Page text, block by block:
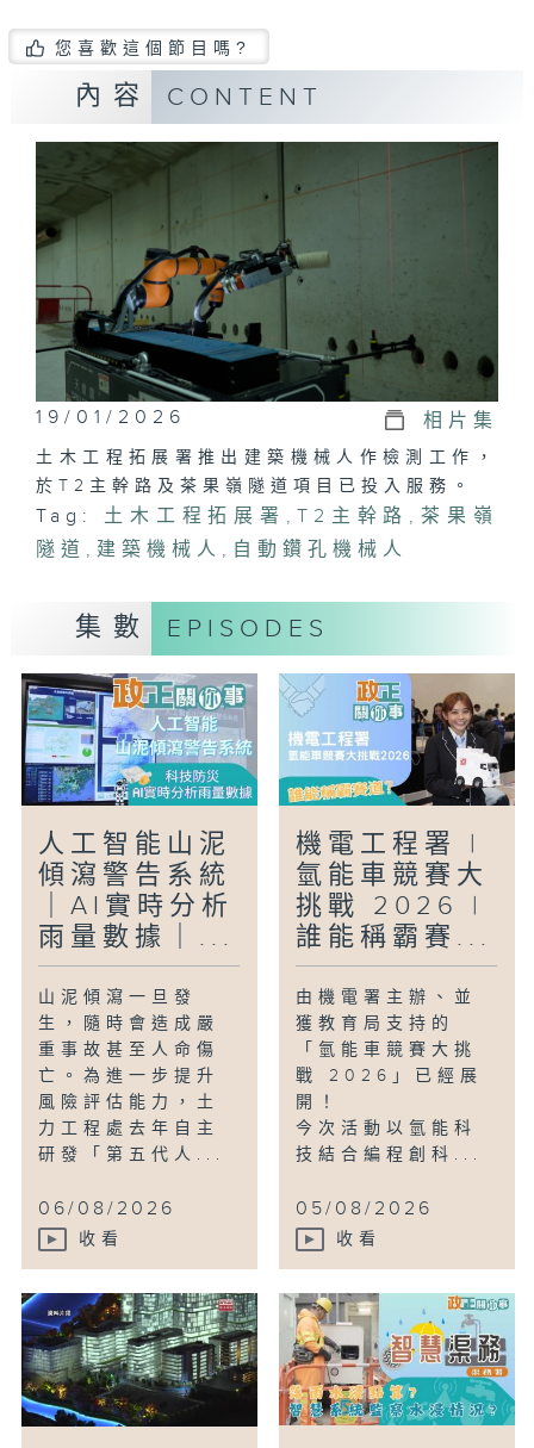
您喜歡這個節目嗎?
內容 CONTENT
19/01/2026 相片集
土木工程拓展署推出建築機械人作檢測工作，
於T2主幹路及茶果嶺隧道項目已投入服務。
Tag: 土木工程拓展署 , T2主幹路 , 茶果嶺
隧道 , 建築機械人 , 自動鑽孔機械人
集數 EPISODES
人工智能山泥
傾瀉警告系統
｜AI實時分析
雨量數據｜...
山泥傾瀉一旦發
生，隨時會造成嚴
重事故甚至人命傷
亡。為進一步提升
風險評估能力，土
力工程處去年自主
研發「第五代人...
06/08/2026
收看
機電工程署 |
氫能車競賽大
挑戰 2026 |
誰能稱霸賽...
由機電署主辦、並
獲教育局支持的
「氫能車競賽大挑
戰 2026」已經展
開！
今次活動以氫能科
技結合編程創科...
05/08/2026
收看